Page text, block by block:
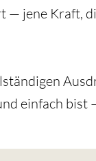
— jene Kraft,
einfach bist